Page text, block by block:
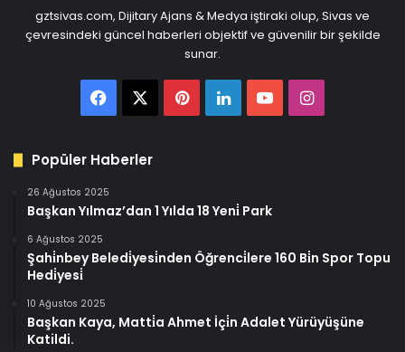
gztsivas.com, Dijitary Ajans & Medya iştiraki olup, Sivas ve
çevresindeki güncel haberleri objektif ve güvenilir bir şekilde
sunar.
FacebookPinterest
LinkedInYouTubeInstagram
Popüler Haberler
26 Ağustos 2025
Başkan Yılmaz’dan 1 Yılda 18 Yeni̇ Park
6 Ağustos 2025
Şahi̇nbey Beledi̇yesi̇nden Öğrenci̇lere 160 Bi̇n Spor Topu
Hedi̇yesi̇
10 Ağustos 2025
Başkan Kaya, Matti̇a Ahmet İçi̇n Adalet Yürüyüşüne
Katildi.